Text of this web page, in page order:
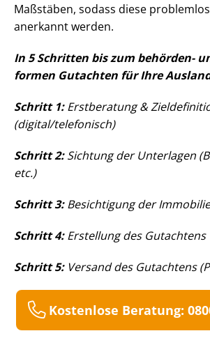
Maßstäben, sodass diese
anerkannt werden.
In 5 Schritten bis zum behörden-
for­men Gutachten für Ihre
Schritt 1:Erstberatung &
(digital/telefonisch)
Schritt 2:Sichtung der Unterlagen
etc.)
Schritt 3:Besichtigung der
Schritt 4:Erstellung des Gutachtens
Schritt 5:Versand des Gutachtens
Kostenlose Beratung: